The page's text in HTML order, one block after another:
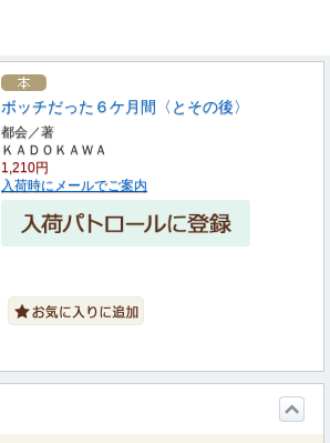
ボッチだった６ケ月間〈とその後〉
都会／著
ＫＡＤＯＫＡＷＡ
1,210円
入荷時にメールでご案内